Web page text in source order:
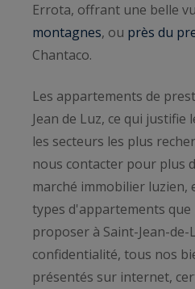
Errota, offrant une belle
montagnes, ou près du
Chantaco.
Les appartements de
Jean de Luz, ce qui justifie
les secteurs les plus
nous contacter pour plus
marché immobilier luzien,
types d'appartements
proposer à Saint-Jean-de-
confidentialité, tous nos
présentés sur internet,